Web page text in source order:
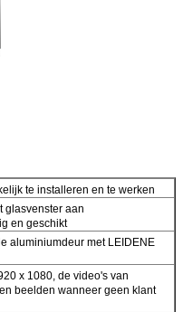
te installeren en te werken
glasvenster aan
en geschikt
aluminiumdeur met LEIDENE
x 1080, de video's van
beelden wanneer geen klant